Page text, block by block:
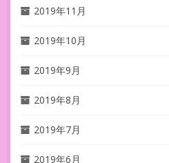
2019年11月
2019年10月
2019年9月
2019年8月
2019年7月
2019年6月